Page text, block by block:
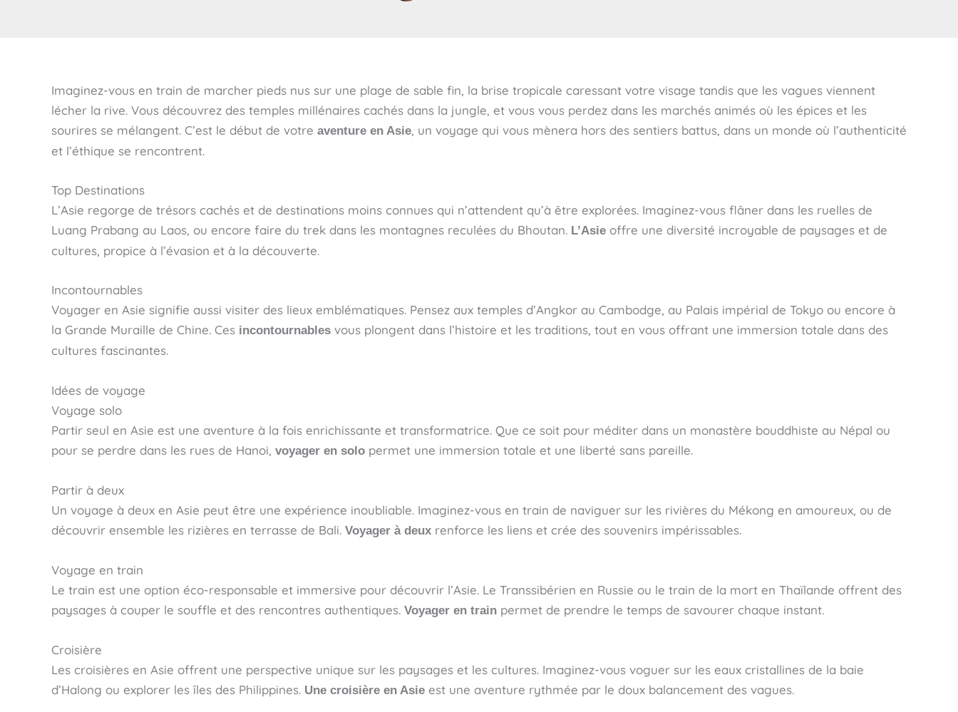
Imaginez-vous en train de marcher pieds nus sur une plage de sable fin, la brise tropicale caressant votre visage tandis que les vagues viennent
lécher la rive. Vous découvrez des temples millénaires cachés dans la jungle, et vous vous perdez dans les marchés animés où les épices et les
sourires se mélangent. C’est le début de votre aventure en Asie, un voyage qui vous mènera hors des sentiers battus, dans un monde où l’authenticité
et l’éthique se rencontrent.
Top Destinations
L’Asie regorge de trésors cachés et de destinations moins connues qui n’attendent qu’à être explorées. Imaginez-vous flâner dans les ruelles de
Luang Prabang au Laos, ou encore faire du trek dans les montagnes reculées du Bhoutan. L’Asie offre une diversité incroyable de paysages et de
cultures, propice à l’évasion et à la découverte.
Incontournables
Voyager en Asie signifie aussi visiter des lieux emblématiques. Pensez aux temples d’Angkor au Cambodge, au Palais impérial de Tokyo ou encore à
la Grande Muraille de Chine. Ces incontournables vous plongent dans l’histoire et les traditions, tout en vous offrant une immersion totale dans des
cultures fascinantes.
Idées de voyage
Voyage solo
Partir seul en Asie est une aventure à la fois enrichissante et transformatrice. Que ce soit pour méditer dans un monastère bouddhiste au Népal ou
pour se perdre dans les rues de Hanoi, voyager en solo permet une immersion totale et une liberté sans pareille.
Partir à deux
Un voyage à deux en Asie peut être une expérience inoubliable. Imaginez-vous en train de naviguer sur les rivières du Mékong en amoureux, ou de
découvrir ensemble les rizières en terrasse de Bali. Voyager à deux renforce les liens et crée des souvenirs impérissables.
Voyage en train
Le train est une option éco-responsable et immersive pour découvrir l’Asie. Le Transsibérien en Russie ou le train de la mort en Thaïlande offrent des
paysages à couper le souffle et des rencontres authentiques. Voyager en train permet de prendre le temps de savourer chaque instant.
Croisière
Les croisières en Asie offrent une perspective unique sur les paysages et les cultures. Imaginez-vous voguer sur les eaux cristallines de la baie
d’Halong ou explorer les îles des Philippines. Une croisière en Asie est une aventure rythmée par le doux balancement des vagues.